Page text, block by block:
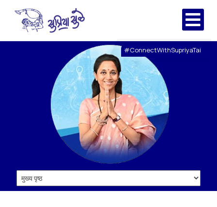
#ConnectWithSupriyaTai